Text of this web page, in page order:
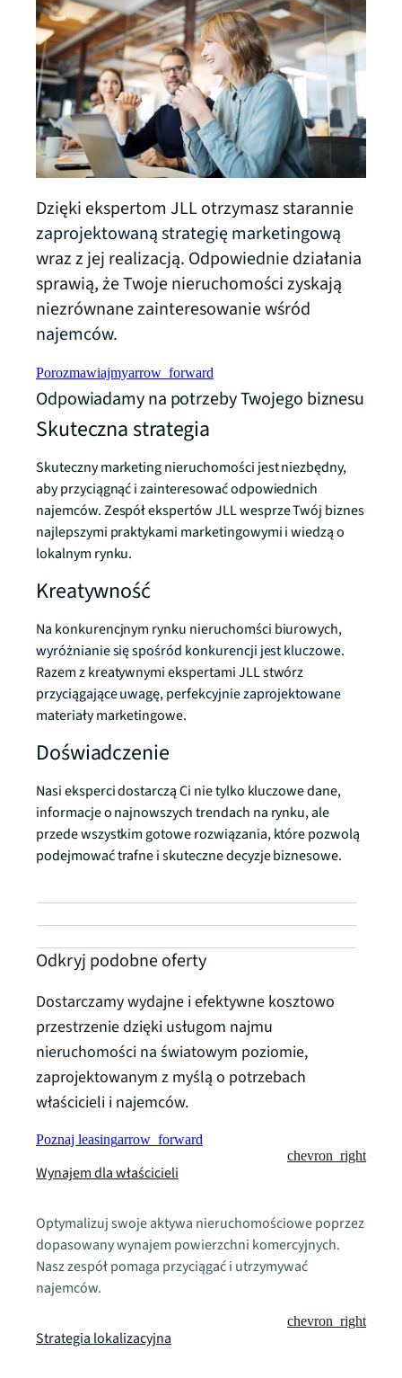
Dzięki ekspertom JLL otrzymasz starannie
zaprojektowaną strategię marketingową
wraz z jej realizacją. Odpowiednie działania
sprawią, że Twoje nieruchomości zyskają
niezrównane zainteresowanie wśród
najemców.
Porozmawiajmyarrow_forward
Odpowiadamy na potrzeby Twojego biznesu
Skuteczna strategia
Skuteczny marketing nieruchomości jest niezbędny,
aby przyciągnąć i zainteresować odpowiednich
najemców. Zespół ekspertów JLL wesprze Twój biznes
najlepszymi praktykami marketingowymi i wiedzą o
lokalnym rynku.
Kreatywność
Na konkurencjnym rynku nieruchomści biurowych,
wyróżnianie się spośród konkurencji jest kluczowe.
Razem z kreatywnymi ekspertami JLL stwórz
przyciągające uwagę, perfekcyjnie zaprojektowane
materiały marketingowe.
Doświadczenie
Nasi eksperci dostarczą Ci nie tylko kluczowe dane,
informacje o najnowszych trendach na rynku, ale
przede wszystkim gotowe rozwiązania, które pozwolą
podejmować trafne i skuteczne decyzje biznesowe.
Odkryj podobne oferty
Dostarczamy wydajne i efektywne kosztowo
przestrzenie dzięki usługom najmu
nieruchomości na światowym poziomie,
zaprojektowanym z myślą o potrzebach
właścicieli i najemców.
Poznaj leasingarrow_forward
Wynajem dla właścicieli
chevron_right
Optymalizuj swoje aktywa nieruchomościowe poprzez
dopasowany wynajem powierzchni komercyjnych.
Nasz zespół pomaga przyciągać i utrzymywać
najemców.
Strategia lokalizacyjna
chevron_right